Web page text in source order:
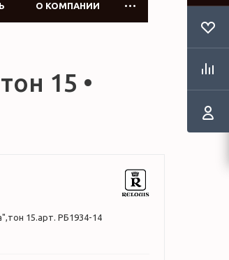
О КОМПАНИИ
15 •
15.арт. РБ1934-14